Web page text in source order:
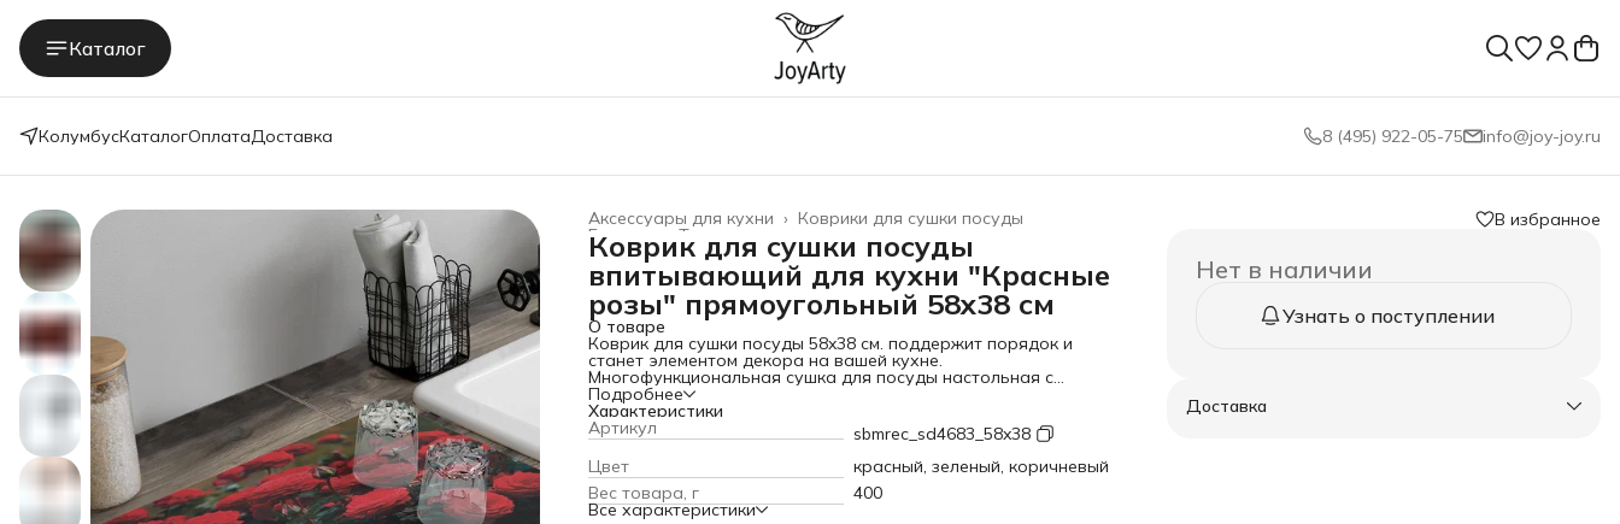
Каталог
КолумбусКаталогОплатаДоставка 8 (495) 922-05-75 info@joy-joy.ru
Коврики для сушки посуды
Аксессуары для кухни ›
Товары для дома
Главная
Коврик для сушки посуды
впитывающий для кухни "Красные
розы" прямоугольный 58x38 см
О товаре
Коврик для сушки посуды 58x38 см. поддержит порядок и
станет элементом декора на вашей кухне.
Многофункциональная сушка для посуды настольная с
резиновой и противоскользящей основой делает его
водонепроницаемым и нескользящим. Резиновый коврик - это
хороший выбор для сушки мокрой посуды. Он прочный и
термостойкий, устойчив к воде и моющим средствам. Чудо
сушилку используют для сушки тарелок, столовых приборов,
детских бутылочек, мокрых фруктов, овощей и зелени. Его
можно использовать для шкафчика и ящика. Универсальный
кухонный коврик под посуду безопасен для здоровья и
Подробнее
Характеристики
Артикул
sbmrec_sd4683_58x38
Цвет
красный, зеленый, коричневый
Вес товара, г
400
Все характеристики
В избранное
Нет в наличии
Узнать о поступлении
Доставка